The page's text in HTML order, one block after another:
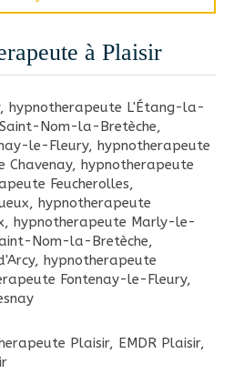
à Plaisir
, hypnotherapeute L'Étang-la-
Nom-la-Bretèche,
le-Fleury, hypnotherapeute
Chavenay, hypnotherapeute
Feucherolles,
, hypnotherapeute
, hypnotherapeute Marly-le-
Nom-la-Bretèche,
, hypnotherapeute
Fontenay-le-Fleury,
Plaisir, EMDR Plaisir,